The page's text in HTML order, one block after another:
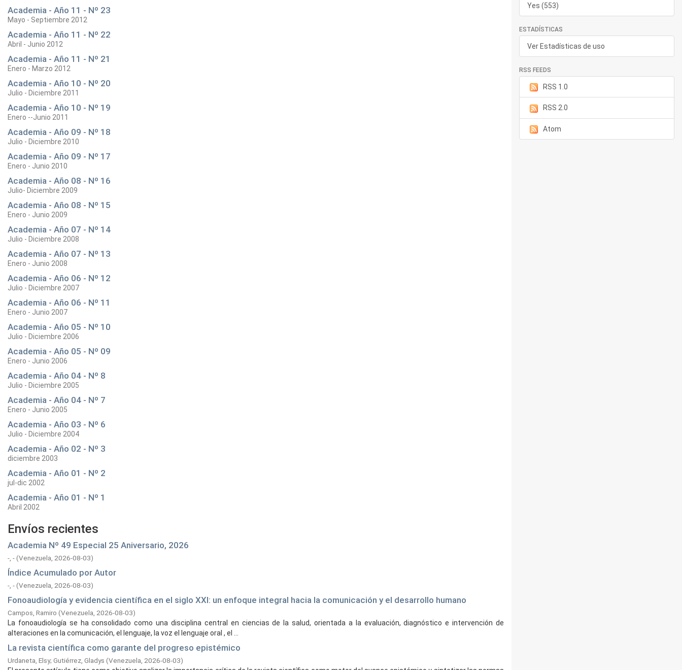
Academia - Año 11 - Nº 23
Mayo - Septiembre 2012
Academia - Año 11 - Nº 22
Abril - Junio 2012
Academia - Año 11 - Nº 21
Enero - Marzo 2012
Academia - Año 10 - Nº 20
Julio - Diciembre 2011
Academia - Año 10 - Nº 19
Enero --Junio 2011
Academia - Año 09 - Nº 18
Julio - Diciembre 2010
Academia - Año 09 - Nº 17
Enero - Junio 2010
Academia - Año 08 - Nº 16
Julio- Diciembre 2009
Academia - Año 08 - Nº 15
Enero - Junio 2009
Academia - Año 07 - Nº 14
Julio - Diciembre 2008
Academia - Año 07 - Nº 13
Enero - Junio 2008
Academia - Año 06 - Nº 12
Julio - Diciembre 2007
Academia - Año 06 - Nº 11
Enero - Junio 2007
Academia - Año 05 - Nº 10
Julio - Diciembre 2006
Academia - Año 05 - Nº 09
Enero - Junio 2006
Academia - Año 04 - Nº 8
Julio - Diciembre 2005
Academia - Año 04 - Nº 7
Enero - Junio 2005
Academia - Año 03 - Nº 6
Julio - Diciembre 2004
Academia - Año 02 - Nº 3
diciembre 2003
Academia - Año 01 - Nº 2
jul-dic 2002
Academia - Año 01 - Nº 1
Abril 2002
Envíos recientes
Academia Nº 49 Especial 25 Aniversario, 2026
-, -(Venezuela, 2026-08-03)
Índice Acumulado por Autor
-, -(Venezuela, 2026-08-03)
Fonoaudiología y evidencia científica en el siglo XXI: un enfoque integral hacia la comunicación y el desarrollo humano
Campos, Ramiro (Venezuela, 2026-08-03)
La fonoaudiología se ha consolidado como una disciplina central en ciencias de la salud, orientada a la evaluación, diagnóstico e intervención de
alteraciones en la comunicación, el lenguaje, la voz el lenguaje oral , el ...
La revista científica como garante del progreso epistémico
Urdaneta, Elsy; Gutiérrez, Gladys (Venezuela, 2026-08-03)
Yes (553)
ESTADÍSTICAS
Ver Estadísticas de uso
RSS FEEDS
RSS 1.0
RSS 2.0
Atom